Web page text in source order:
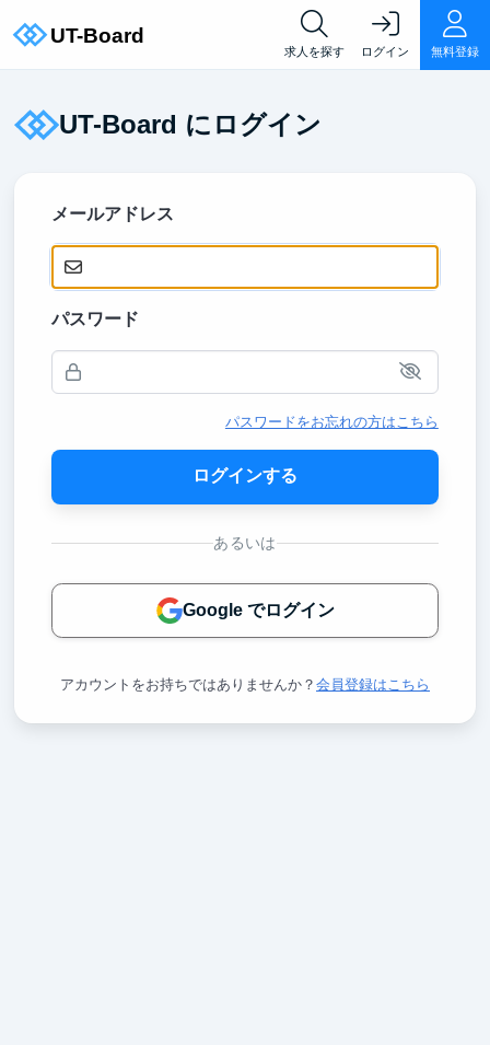
求人を探す ログイン 無料登録
UT-Board にログイン
メールアドレス
パスワード
パスワードをお忘れの方はこちら
ログインする
あるいは
Google でログイン
アカウントをお持ちではありませんか？ 会員登録はこちら